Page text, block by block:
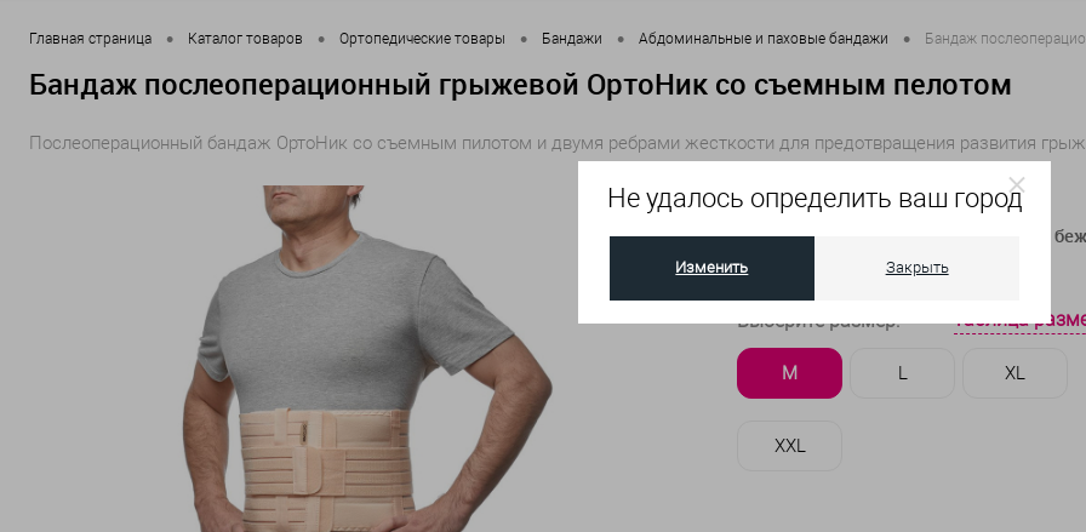
Не удалось определить ваш город
Изменить Закрыть
Главная страница • Каталог товаров • Ортопедические товары • Бандажи • Абдоминальные и паховые бандажи • Бандаж
Бандаж послеоперационный грыжевой ОртоНик со съемным пелотом
Послеоперационный бандаж ОртоНик со съемным пилотом и двумя ребрами жесткости для предотвращения развития
ПО-214-M
20 см
Выберите размер: таблица
M L XL
XXL